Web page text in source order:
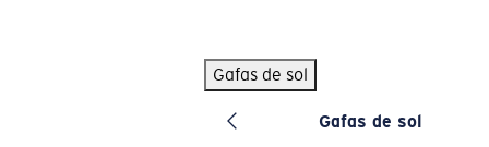
Gafas de sol
Gafas de sol
BÚSQUEDAS POPULARES
Pilothouse PRO Limited Edition Pack Exclusivo